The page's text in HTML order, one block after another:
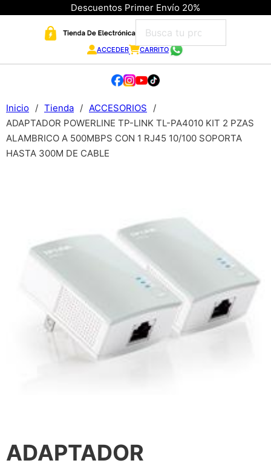
Descuentos Primer Envío 20%
ACCEDER CARRITO
Inicio / Tienda / ACCESORIOS
/
ADAPTADOR POWERLINE TP-LINK TL-PA4010 KIT 2 PZAS
ALAMBRICO A 500MBPS CON 1 RJ45 10/100 SOPORTA
HASTA 300M DE CABLE
ADAPTADOR